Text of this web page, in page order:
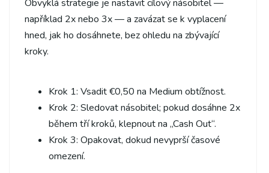
Obvyklá strategie je nastavit cílový násobitel —
například 2x nebo 3x — a zavázat se k vyplacení
hned, jak ho dosáhnete, bez ohledu na zbývající
kroky.
Krok 1: Vsadit €0,50 na Medium obtížnost.
Krok 2: Sledovat násobitel; pokud dosáhne 2x
během tří kroků, klepnout na „Cash Out“.
Krok 3: Opakovat, dokud nevyprší časové
omezení.